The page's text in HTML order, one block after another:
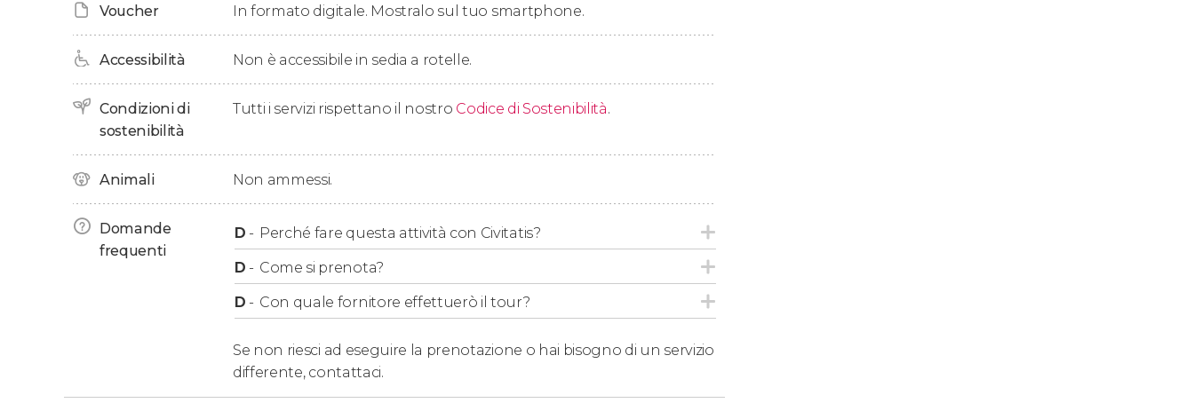
Voucher In formato digitale. Mostralo sul tuo smartphone.
Accessibilità Non è accessibile in sedia a rotelle.
Condizioni di
sostenibilità
Tutti i servizi rispettano il nostro Codice di Sostenibilità.
Animali Non ammessi.
Domande
frequenti
D - Perché fare questa attività con Civitatis?
D - Come si prenota?
D - Con quale fornitore effettuerò il tour?
Se non riesci ad eseguire la prenotazione o hai bisogno di un servizio
differente, contattaci.